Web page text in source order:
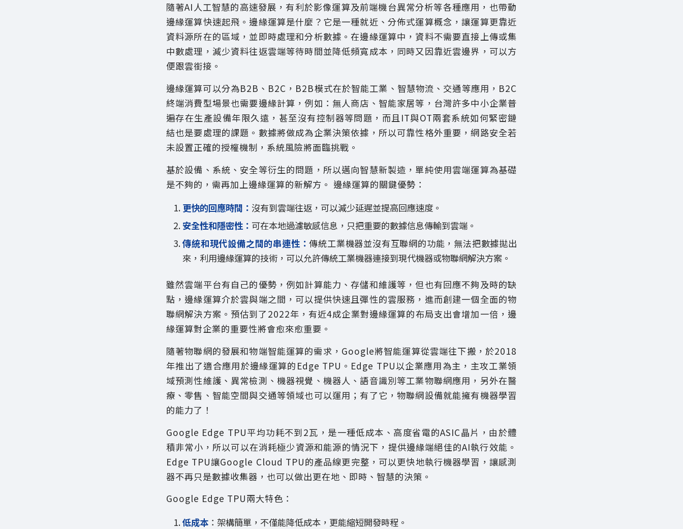
隨著AI人工智慧的高速發展，有利於影像運算及前端機台異常分析等各種應用，也帶動
邊緣運算快速起飛。邊緣運算是什麼？它是一種就近、分佈式運算概念，讓運算更靠近
資料源所在的區域，並即時處理和分析數據。在邊緣運算中，資料不需要直接上傳或集
中數處理，減少資料往返雲端等待時間並降低頻寬成本，同時又因靠近雲邊界，可以方
便跟雲銜接。
邊緣運算可以分為B2B、B2C，B2B模式在於智能工業、智慧物流、交通等應用，B2C
終端消費型場景也需要邊緣計算，例如：無人商店、智能家居等，台灣許多中小企業普
遍存在生產設備年限久遠，甚至沒有控制器等問題，而且IT與OT兩套系統如何緊密鏈
結也是要處理的課題。數據將做成為企業決策依據，所以可靠性格外重要，網路安全若
未設置正確的授權機制，系統風險將面臨挑戰。
基於設備、系統、安全等衍生的問題，所以邁向智慧新製造，單純使用雲端運算為基礎
是不夠的，需再加上邊緣運算的新解方。 邊緣運算的關鍵優勢：
更快的回應時間：沒有到雲端往返，可以減少延遲並提高回應速度。
安全性和隱密性： 可在本地過濾敏感信息，只把重要的數據信息傳輸到雲端。
傳統和現代設備之間的串連性：傳統工業機器並沒有互聯網的功能，無法把數據拋出
來，利用邊緣運算的技術，可以允許傳統工業機器連接到現代機器或物聯網解決方案。
雖然雲端平台有自己的優勢，例如計算能力、存儲和維護等，但也有回應不夠及時的缺
點，邊緣運算介於雲與端之間，可以提供快速且彈性的雲服務，進而創建一個全面的物
聯網解決方案。預估到了2022年，有近4成企業對邊緣運算的布局支出會增加一倍，邊
緣運算對企業的重要性將會愈來愈重要。
隨著物聯網的發展和物端智能運算的需求，Google將智能運算從雲端往下搬，於2018
年推出了適合應用於邊緣運算的Edge TPU。Edge TPU以企業應用為主，主攻工業領
域預測性維護、異常檢測、機器視覺、機器人、語音識別等工業物聯網應用，另外在醫
療、零售、智能空間與交通等領域也可以運用；有了它，物聯網設備就能擁有機器學習
的能力了！
Google Edge TPU平均功耗不到2瓦，是一種低成本、高度省電的ASIC晶片，由於體
積非常小，所以可以在消耗極少資源和能源的情況下，提供邊緣端絕佳的AI執行效能。
Edge TPU讓Google Cloud TPU的產品線更完整，可以更快地執行機器學習，讓感測
器不再只是數據收集器，也可以做出更在地、即時、智慧的決策。
Google Edge TPU兩大特色：
低成本 ：架構簡單，不僅能降低成本，更能縮短開發時程。